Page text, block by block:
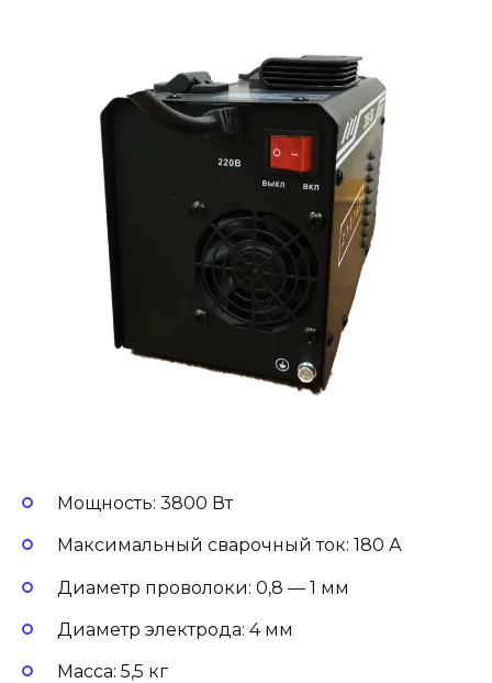
Мощность: 3800 Вт
Максимальный сварочный ток: 180 А
Диаметр проволоки: 0,8 — 1 мм
Диаметр электрода: 4 мм
Масса: 5,5 кг